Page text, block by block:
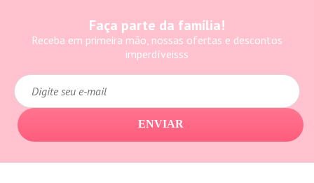
Faça parte da família!
Receba em primeira mão, nossas ofertas e descontos
imperdíveisss
ENVIAR